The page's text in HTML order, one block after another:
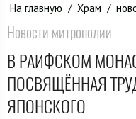
На главную / Храм /
Новости митрополии
В РАИФСКОМ
ПОСВЯЩЁННАЯ
ЯПОНСКОГО